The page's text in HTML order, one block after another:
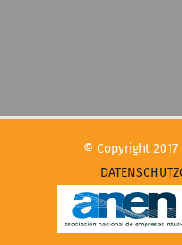
© Copyright 2017 -